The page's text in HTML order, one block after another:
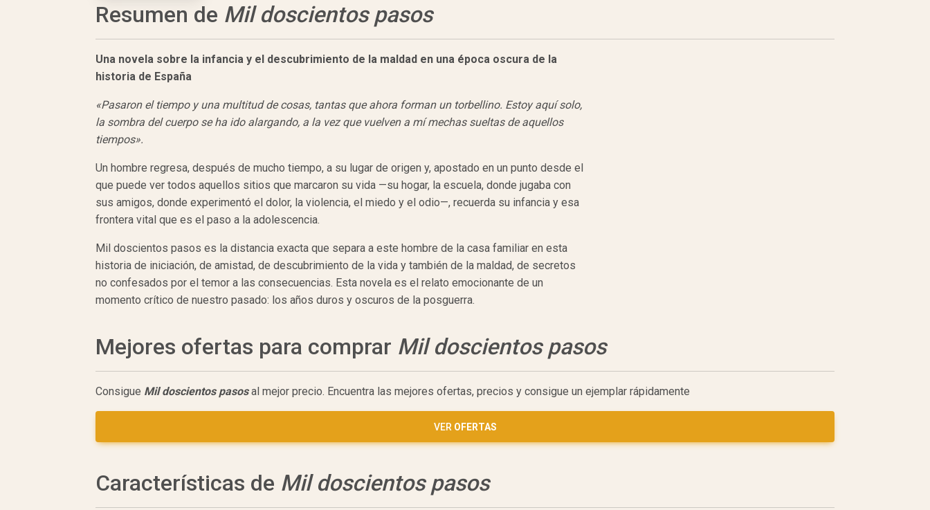
Resumen de Mil doscientos pasos
Una novela sobre la infancia y el descubrimiento de la maldad en una época oscura de la
historia de España
«Pasaron el tiempo y una multitud de cosas, tantas que ahora forman un torbellino. Estoy aquí solo,
la sombra del cuerpo se ha ido alargando, a la vez que vuelven a mí mechas sueltas de aquellos
tiempos».
Un hombre regresa, después de mucho tiempo, a su lugar de origen y, apostado en un punto desde el
que puede ver todos aquellos sitios que marcaron su vida —su hogar, la escuela, donde jugaba con
sus amigos, donde experimentó el dolor, la violencia, el miedo y el odio—, recuerda su infancia y esa
frontera vital que es el paso a la adolescencia.
Mil doscientos pasos es la distancia exacta que separa a este hombre de la casa familiar en esta
historia de iniciación, de amistad, de descubrimiento de la vida y también de la maldad, de secretos
no confesados por el temor a las consecuencias. Esta novela es el relato emocionante de un
momento crítico de nuestro pasado: los años duros y oscuros de la posguerra.
Mejores ofertas para comprar Mil doscientos pasos
Consigue Mil doscientos pasosal mejor precio. Encuentra las mejores ofertas, precios y consigue un ejemplar rápidamente
VER OFERTAS
Características de Mil doscientos pasos